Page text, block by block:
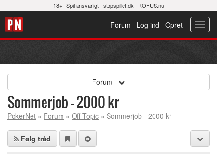
18+ | Spil ansvarligt| stopspillet.dk | ROFUS.nu
Opret
Log ind
Forum
Forum
Sommerjob - 2000 kr
PokerNet » Forum » Off-Topic » Sommerjob - 2000 kr
Følg tråd